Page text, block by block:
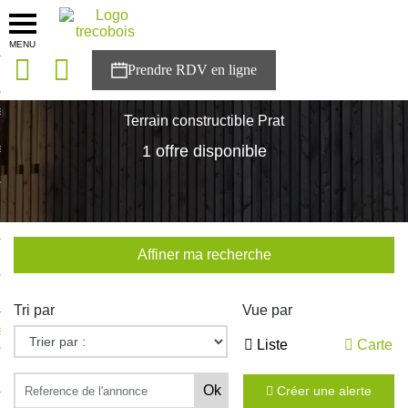
MENU
solutions
Trecobois
à NESTOR
Terrain constructible Prat
1 offre disponible
Affiner ma recherche
Tri par Vue par
Liste Carte
Créer une alerte